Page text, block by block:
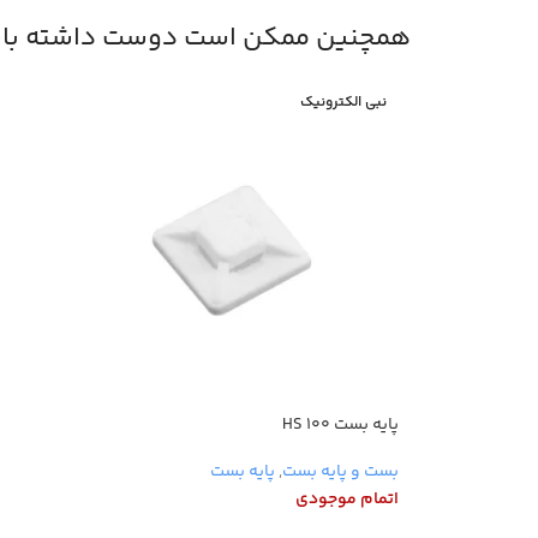
همچنین ممکن است دوست داشته
نبی الکترونیک
پایه بست HS 100
بست و پایه بست, پایه بست
اتمام موجودی